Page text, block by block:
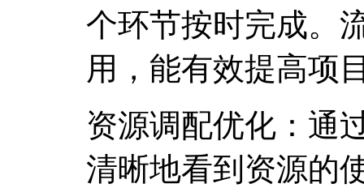
个环节按时完成。
用，能有效提高项
资源调配优化：通
清晰地看到资源的